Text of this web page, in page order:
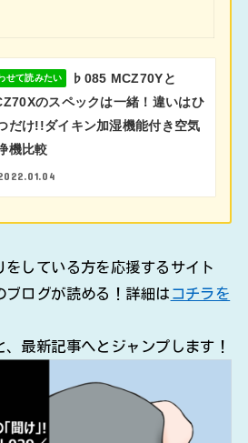
せて読みたい
♭085 MCZ70Yと
のスペックは一緒！違いはひ
だけ!!ダイキン加湿機能付き空気
機比較
している方を応援するサイト
ブログが読める！詳細は コチラを
最新記事へとジャンプします！